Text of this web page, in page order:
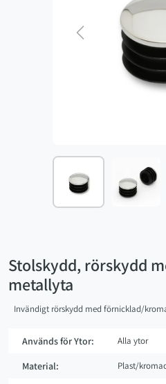
Previous
Stolskydd, rörskydd
metallyta
Invändigt rörskydd med förnicklad/
Används för Ytor: Alla ytor
Material: Plast/